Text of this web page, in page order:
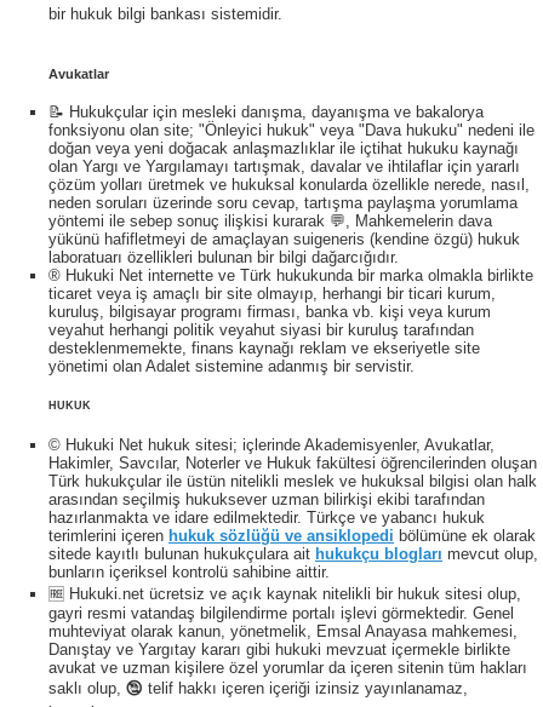
bir hukuk bilgi bankası sistemidir.
Avukatlar
📝 Hukukçular için mesleki danışma, dayanışma ve bakalorya
fonksiyonu olan site; "Önleyici hukuk" veya "Dava hukuku" nedeni ile
doğan veya yeni doğacak anlaşmazlıklar ile içtihat hukuku kaynağı
olan Yargı ve Yargılamayı tartışmak, davalar ve ihtilaflar için yararlı
çözüm yolları üretmek ve hukuksal konularda özellikle nerede, nasıl,
neden soruları üzerinde soru cevap, tartışma paylaşma yorumlama
yöntemi ile sebep sonuç ilişkisi kurarak 💬, Mahkemelerin dava
yükünü hafifletmeyi de amaçlayan suigeneris (kendine özgü) hukuk
laboratuarı özellikleri bulunan bir bilgi dağarcığıdır.
® Hukuki Net internette ve Türk hukukunda bir marka olmakla birlikte
ticaret veya iş amaçlı bir site olmayıp, herhangi bir ticari kurum,
kuruluş, bilgisayar programı firması, banka vb. kişi veya kurum
veyahut herhangi politik veyahut siyasi bir kuruluş tarafından
desteklenmemekte, finans kaynağı reklam ve ekseriyetle site
yönetimi olan Adalet sistemine adanmış bir servistir.
HUKUK
© Hukuki Net hukuk sitesi; içlerinde Akademisyenler, Avukatlar,
Hakimler, Savcılar, Noterler ve Hukuk fakültesi öğrencilerinden oluşan
Türk hukukçular ile üstün nitelikli meslek ve hukuksal bilgisi olan halk
arasından seçilmiş hukuksever uzman bilirkişi ekibi tarafından
hazırlanmakta ve idare edilmektedir. Türkçe ve yabancı hukuk
terimlerini içeren hukuk sözlüğü ve ansiklopedi bölümüne ek olarak
sitede kayıtlı bulunan hukukçulara ait hukukçu blogları mevcut olup,
bunların içeriksel kontrolü sahibine aittir.
🆓 Hukuki.net ücretsiz ve açık kaynak nitelikli bir hukuk sitesi olup,
gayri resmi vatandaş bilgilendirme portalı işlevi görmektedir. Genel
muhteviyat olarak kanun, yönetmelik, Emsal Anayasa mahkemesi,
Danıştay ve Yargıtay kararı gibi hukuki mevzuat içermekle birlikte
avukat ve uzman kişilere özel yorumlar da içeren sitenin tüm hakları
saklı olup, 🕲 telif hakkı içeren içeriği izinsiz yayınlanamaz,